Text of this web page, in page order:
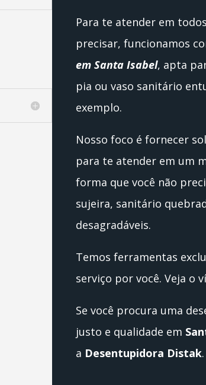
Para te atender em
precisar, funcionamos
em Santa Isabel, apta
pia ou vaso sanitário
exemplo.
Nosso foco é fornecer
para te atender em um
forma que você não
sujeira, sanitário
desagradáveis.
Temos ferramentas
serviço por você. Veja o
Se você procura uma
justo e qualidade em
a Desentupidora Distak.